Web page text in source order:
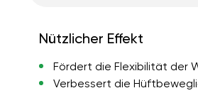
Nützlicher Effekt
Fördert die Flexibilität der
Verbessert die